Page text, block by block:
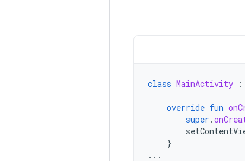
class MainActivity :
override fun
super .
}
...